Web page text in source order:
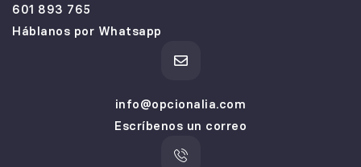
601 893 765
Háblanos por Whatsapp
info@opcionalia.com
Escríbenos un correo